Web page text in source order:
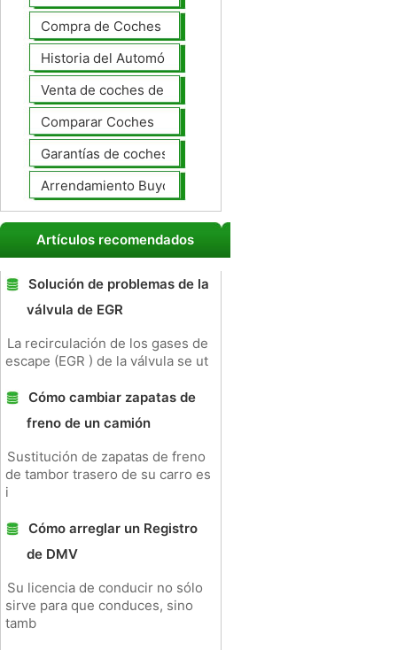
Compra de Coches Basics
Historia del Automóvil
Venta de coches de lujo
Comparar Coches
Garantías de coches ampliado
Arrendamiento Buyout
Artículos recomendados
Solución de problemas de la
válvula de EGR
La recirculación de los gases de
escape (EGR ) de la válvula se ut
Cómo cambiar zapatas de
freno de un camión
Sustitución de zapatas de freno
de tambor trasero de su carro es
i
Cómo arreglar un Registro
de DMV
Su licencia de conducir no sólo
sirve para que conduces, sino
tamb